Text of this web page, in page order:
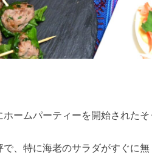
ームパーティーを開始されたそ
、特に海老のサラダがすぐに